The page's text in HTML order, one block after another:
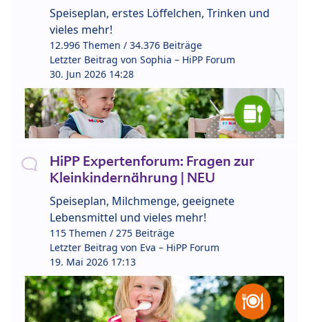
Speiseplan, erstes Löffelchen, Trinken und
vieles mehr!
12.996 Themen / 34.376 Beiträge
Letzter Beitrag von Sophia – HiPP Forum
30. Jun 2026 14:28
HiPP Expertenforum: Fragen zur
Kleinkindernährung | NEU
Speiseplan, Milchmenge, geeignete
Lebensmittel und vieles mehr!
115 Themen / 275 Beiträge
Letzter Beitrag von Eva – HiPP Forum
19. Mai 2026 17:13